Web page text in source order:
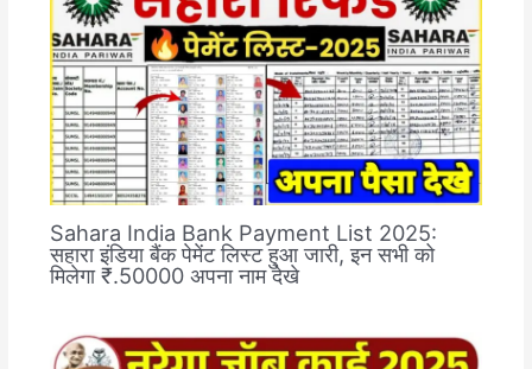
Sahara India Bank Payment List 2025:
सहारा इंडिया बैंक पेमेंट लिस्ट हुआ जारी, इन सभी को
मिलेगा ₹.50000 अपना नाम देखे